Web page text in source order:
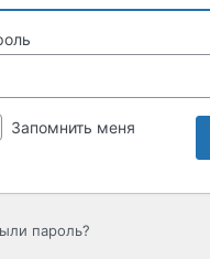
Запомнить меня
пароль?